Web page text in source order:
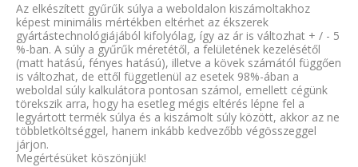
Az elkészített gyűrűk súlya a weboldalon kiszámoltakhoz
képest minimális mértékben eltérhet az ékszerek
gyártástechnológiájából kifolyólag, így az ár is változhat + / - 5
%-ban. A súly a gyűrűk méretétől, a felületének kezelésétől
(matt hatású, fényes hatású), illetve a kövek számától függően
is változhat, de ettől függetlenül az esetek 98%-ában a
weboldal súly kalkulátora pontosan számol, emellett cégünk
törekszik arra, hogy ha esetleg mégis eltérés lépne fel a
legyártott termék súlya és a kiszámolt súly között, akkor az ne
többletköltséggel, hanem inkább kedvezőbb végösszeggel
járjon.
Megértésüket köszönjük!